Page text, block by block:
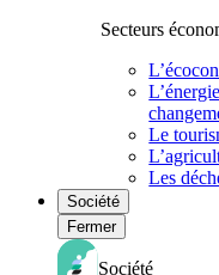
Secteurs
Le
Les
Société
Fermer
Société